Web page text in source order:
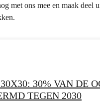
met ons mee en maak deel
30% VAN DE
TEGEN 2030